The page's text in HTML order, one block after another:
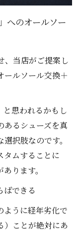
へのオールソー
、当店がご提案し
ールソール交換＋
と思われるかもし
あるシューズを真
択肢なのです。
タムすることに
ります。
できる
ように経年劣化で
）ことが絶対にあ